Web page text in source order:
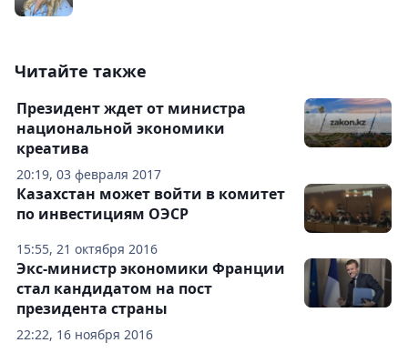
Читайте также
20:19, 03 февраля 2017
Президент ждет от министра
национальной экономики
креатива
15:55, 21 октября 2016
Казахстан может войти в комитет
по инвестициям ОЭСР
22:22, 16 ноября 2016
Экс-министр экономики Франции
стал кандидатом на пост
президента страны